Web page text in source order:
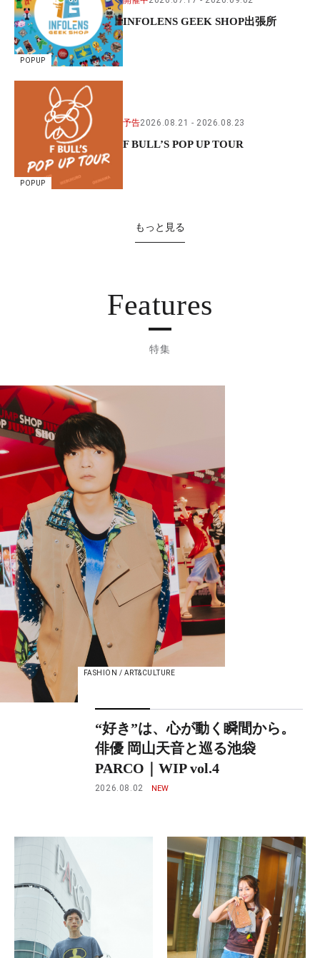
POPUP
INFOLENS GEEK SHOP出張所
POPUP
予告2026.08.21 2026.08.23
F BULL’S POP UP TOUR
もっと見る
Features
特集
FASHION / ART&CULTURE
“好き”は、心が動く瞬間から。
俳優 岡山天音と巡る池袋
PARCO｜WIP vol.4
2026.08.02